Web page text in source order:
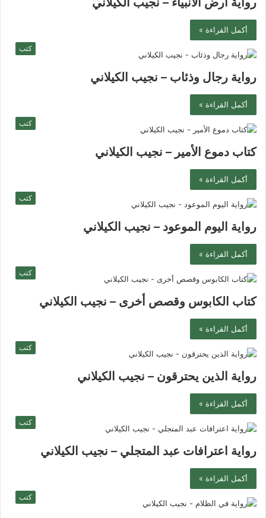
أكمل القراءة »
كتب
رواية رجال وذئاب – نجيب الكيلاني
أكمل القراءة »
كتب
كتاب دموع الأمير – نجيب الكيلاني
أكمل القراءة »
كتب
رواية اليوم الموعود – نجيب الكيلاني
أكمل القراءة »
كتب
كتاب الكابوس وقصص أخرى – نجيب الكيلاني
أكمل القراءة »
كتب
رواية الذين يحترقون – نجيب الكيلاني
أكمل القراءة »
كتب
رواية اعترافات عبد المتجلي – نجيب الكيلاني
أكمل القراءة »
كتب